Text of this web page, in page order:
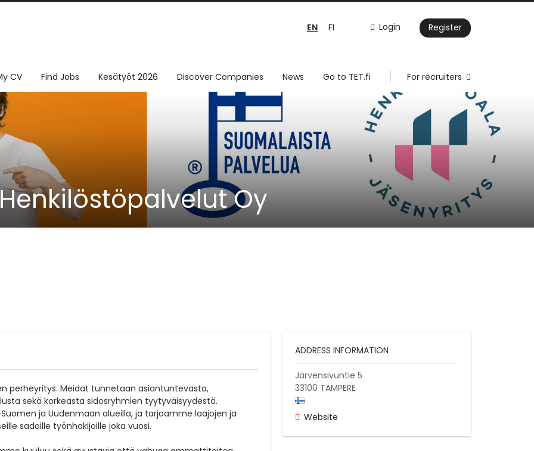
Login Register
EN FI
CV Find Jobs Kesätyöt 2026 Discover Companies News Go to TET.fi For recruiters
Oy
perheyritys. Meidät tunnetaan asiantuntevasta,
sekä korkeasta sidosryhmien tyytyväisyydestä.
ja Uudenmaan alueilla, ja tarjoamme laajojen ja
sadoille työnhakijoille joka vuosi.
ADDRESS INFORMATION
Järvensivuntie 5
33100 TAMPERE
Website